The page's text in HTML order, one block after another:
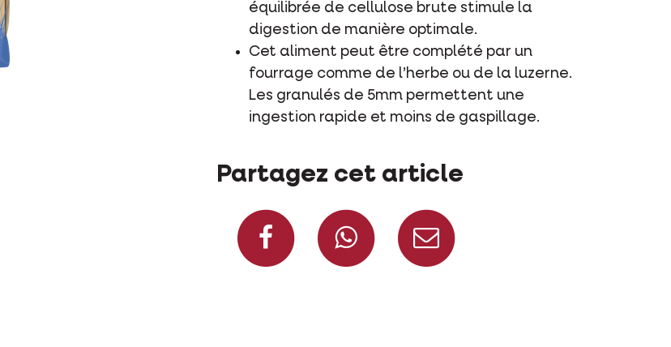
équilibrée de cellulose brute stimule la
digestion de manière optimale.
Cet aliment peut être complété par un
fourrage comme de l’herbe ou de la luzerne.
Les granulés de 5mm permettent une
ingestion rapide et moins de gaspillage.
Partagez cet article
Partagez sur Facebook
Partagez sur Whatsapp